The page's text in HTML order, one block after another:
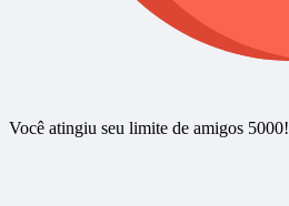
Você atingiu seu limite de amigos 5000!